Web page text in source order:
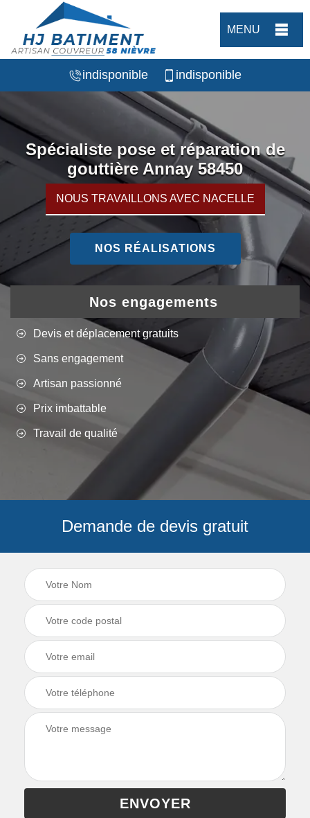
MENU
indisponible indisponible
Spécialiste pose et réparation de
gouttière Annay 58450
NOUS TRAVAILLONS AVEC NACELLE
NOS RÉALISATIONS
Nos engagements
Devis et déplacement gratuits
Sans engagement
Artisan passionné
Prix imbattable
Travail de qualité
Demande de devis gratuit